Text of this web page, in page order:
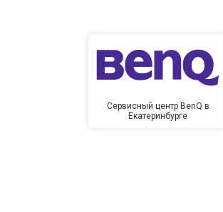
Сервисный центр BenQ в
Екатеринбурге